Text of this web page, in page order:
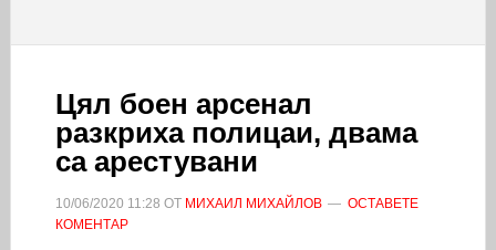
Цял боен арсенал
разкриха полицаи, двама
са арестувани
10/06/2020 11:28 ОТ МИХАИЛ МИХАЙЛОВ
ОСТАВЕТЕ
КОМЕНТАР